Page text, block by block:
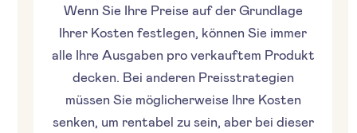
Wenn Sie Ihre Preise auf der Grundlage
Ihrer Kosten festlegen, können Sie immer
alle Ihre Ausgaben pro verkauftem Produkt
decken. Bei anderen Preisstrategien
müssen Sie möglicherweise Ihre Kosten
senken, um rentabel zu sein, aber bei dieser